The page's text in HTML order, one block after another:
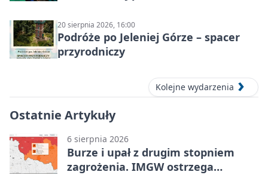
20 sierpnia 2026, 16:00
Podróże po Jeleniej Górze – spacer
przyrodniczy
Kolejne wydarzenia
Ostatnie Artykuły
6 sierpnia 2026
Burze i upał z drugim stopniem
zagrożenia. IMGW ostrzega